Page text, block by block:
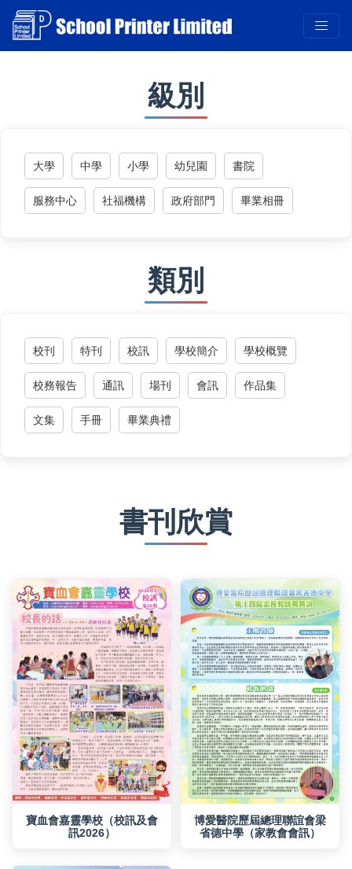
級別
大學 中學 小學 幼兒園 書院
服務中心 社福機構 政府部門 畢業相冊
類別
校刊 特刊 校訊 學校簡介 學校概覽
校務報告 通訊 場刊 會訊 作品集
文集 手冊 畢業典禮
書刊欣賞
訊2026） 省德中學（家教會會訊）